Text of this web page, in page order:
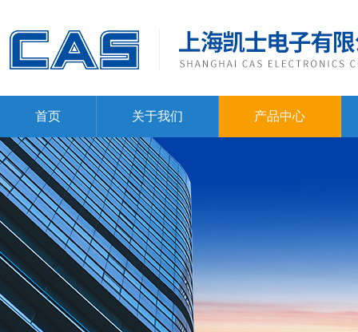
首页 关于我们 产品中心